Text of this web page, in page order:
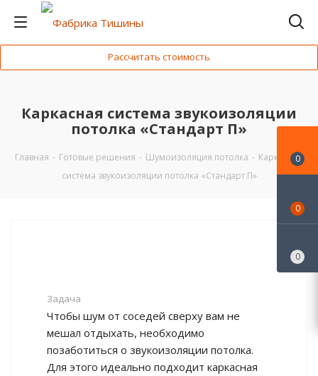
Рассчитать стоимость
Каркасная система звукоизоляции
потолка «Стандарт П»
Главная - Готовые решения - Шумоизоляция потолка - Каркасная
система звукоизоляции потолка «Стандарт П»
Задача
Чтобы шум от соседей сверху вам не
мешал отдыхать, необходимо
позаботиться о звукоизоляции потолка.
Для этого идеально подходит каркасная
0
0
0